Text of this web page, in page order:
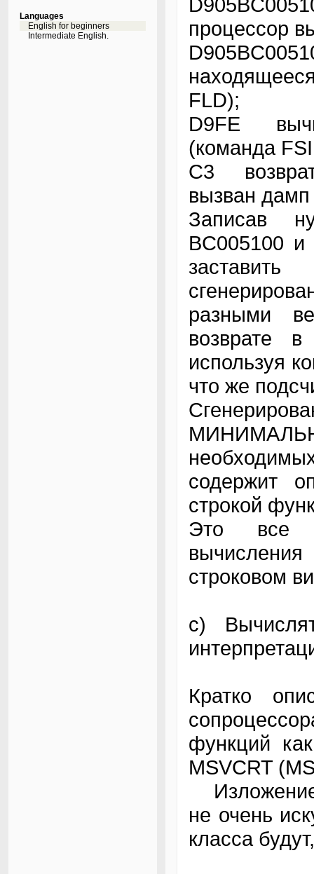
Languages
English for beginners
Intermediate English.
процессор
FLD);
D9FE
(команда
C3
вызван
Записав
BC005100
разными
возврате
используя
что же
содержит
строкой
Это все и
строковом
c)
Кратко
функций
MSVCRT
Изложение
не очень
класса